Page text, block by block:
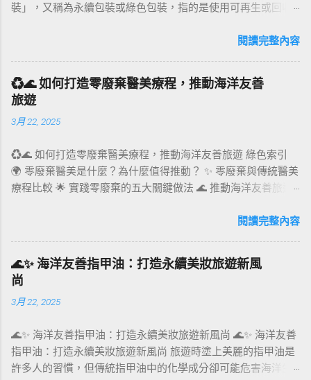
裝」，又稱為永續包裝或綠色包裝，指的是使用可再生或回收
能、水力和太陽能等潔淨能源。本文將透過環保包裝案例、法
的創新與挑戰。 環保包裝的定義與核心價值 環保包裝不僅是
「可回收」的代名詞，它還包括以下核心價值： 材質選擇 ：優
先使用生物基材料，如竹纖維、甘蔗渣和咖啡渣等，替代塑
料。 製造過程 ：減少能源消耗，降低污染排放。 設計創意 ：
例如英國品客薯片的可回收包裝，採用耐用且可回收的紙質材
料，展示了如何以創新材質挑戰傳統塑料包裝的地位。 環保包
材法規的推動力 環保包材的發展背後，國際和地方法規起到了
重複使用或可回收標準。 台灣政策 ：推動減塑法規，鼓勵商家
使用可堆肥或可再利用的包裝。 美國新興州法 ：如加州要求食
品和飲料業採用至少30%的回收材料。 環保包裝設計的趨勢與
創新 現代環保包裝設計朝著多元化、智能化方向發展，以下列
出幾個關鍵趨勢： 1. 植物基與可分解包裝 植物基材料如竹子、
甘蔗纖維，已被廣泛應用於食品包裝盒的設計，能快速分解並
解材料製成，能在自然環境中迅速分解，完美解決傳統煙草包
裝難回收的問題。 2. 可重複使用與循環包裝 新創團隊「配客嘉
PackAge+」推出的循環包裝系統，以可重複使用的包裝袋結合
閱讀完整內容
♻️🌊 如何打造零廢棄醫美療程，推動海洋友善
旅遊
3月 22, 2025
♻️🌊 如何打造零廢棄醫美療程，推動海洋友善旅遊 綠色索引
🌍 零廢棄醫美是什麼？為什麼值得推動？ ✨ 零廢棄與傳統醫美
療程比較 🌟 實踐零廢棄的五大關鍵做法 🌊 推動海洋友善旅遊
分享 ❓ FAQ 常見問題 🌍 零廢棄醫美是什麼？為什麼值得推動？
次性用品的使用、降低碳足跡、推動可重複使用與可回收材
料，並與供應商合作實現永續採購。這不僅僅是一種環保行
動，更是企業對永續旅遊與責任醫療的承諾。 面對全球旅遊回
溫，許多旅客開始重視環境影響，選擇更具責任感的服務供應
全、舒適且無愧於自然的療程體驗，同時為品牌建立綠色競爭
優勢。 ✨ 零廢棄與傳統醫美療程比較 項目 傳統醫美療程 零廢
棄醫美療程 一次性用品 大量使用拋棄式紙巾、手套、塑膠瓶
閱讀完整內容
🌊✨ 海洋友善指甲油：打造永續美妝旅遊新風
尚
3月 22, 2025
🌊✨ 海洋友善指甲油：打造永續美妝旅遊新風尚 🌊✨ 海洋友善
指甲油：打造永續美妝旅遊新風尚 旅遊時塗上美麗的指甲油是
許多人的習慣，但傳統指甲油中的化學成分卻可能危害海洋生